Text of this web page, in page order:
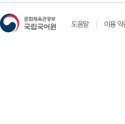
도움말 이용 약